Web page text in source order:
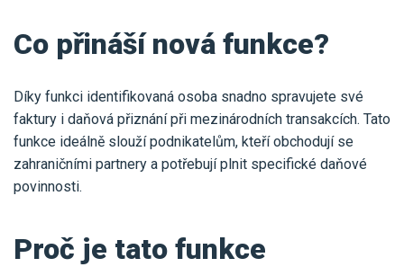
Co přináší nová funkce?
Díky funkci identifikovaná osoba snadno spravujete své
faktury i daňová přiznání při mezinárodních transakcích. Tato
funkce ideálně slouží podnikatelům, kteří obchodují se
zahraničními partnery a potřebují plnit specifické daňové
povinnosti.
Proč je tato funkce